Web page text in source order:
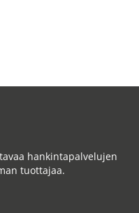
hankintapalvelujen
tuottajaa.